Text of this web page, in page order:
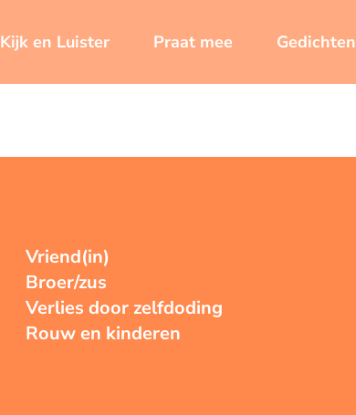
Kijk en Luister Praat mee Gedichten
Vriend(in)
Broer/zus
Verlies door zelfdoding
Rouw en kinderen